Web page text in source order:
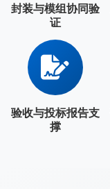
封装与模组协同验
证
验收与投标报告支
撑